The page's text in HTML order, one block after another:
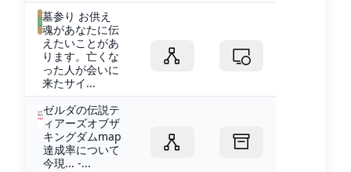
墓参り お供え
魂があなたに伝
えたいことがあ
ります。亡くな
った人が会いに
来たサイ...
ゼルダの伝説テ
ィアーズオブザ
キングダムmap
達成率について
今現... -...